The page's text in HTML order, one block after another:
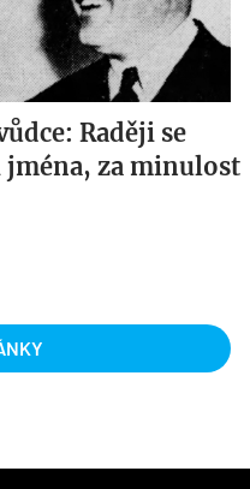
Raději se
za minulost